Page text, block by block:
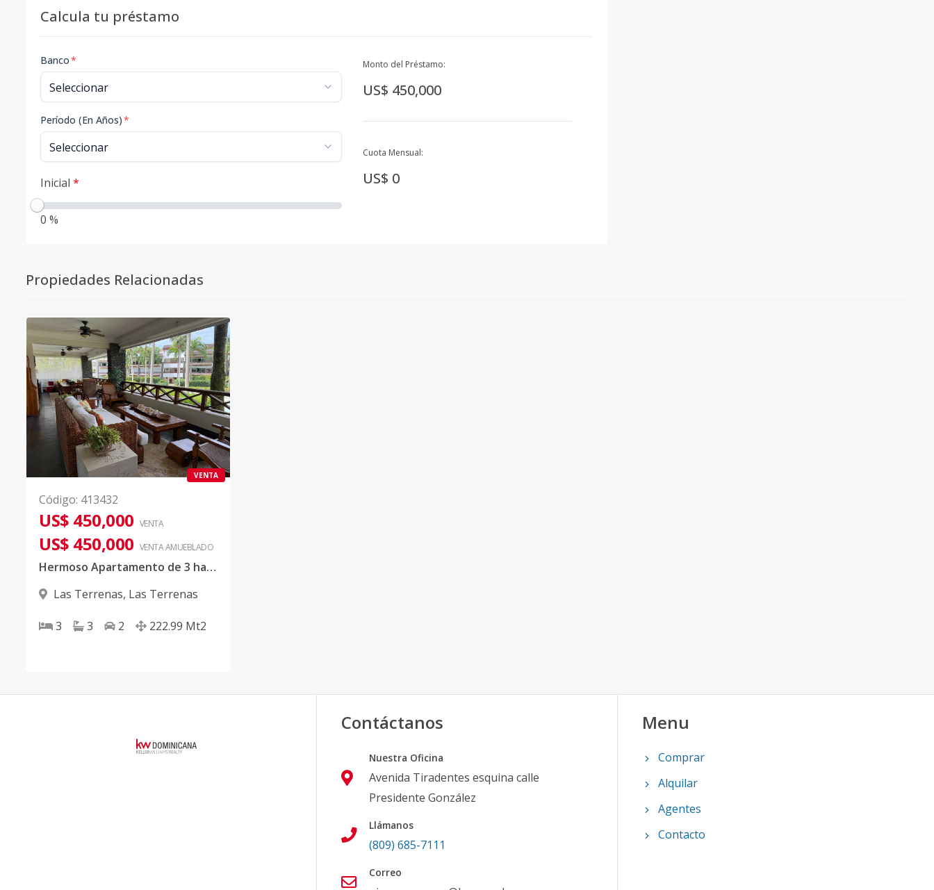
Calcula tu préstamo
Banco*
Período (En Años)*
Inicial *
0 %
Monto del Préstamo:
US$ 450,000
Cuota Mensual:
US$ 0
Propiedades Relacionadas
VENTA
Código: 413432
US$ 450,000 VENTA
US$ 450,000 VENTA AMUEBLADO
Hermoso Apartamento de 3 habitaciones finamente amueblado en Las Terrenas
Las Terrenas, Las Terrenas
3 3 2 222.99 Mt2
Contáctanos
Nuestra Oficina
Avenida Tiradentes esquina calle
Presidente González
Llámanos
(809) 685-7111
Correo
Menu
Comprar
Alquilar
Agentes
Contacto